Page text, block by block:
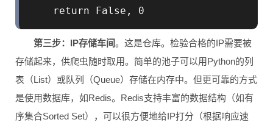
第三步：IP存储车间。这是仓库。检验合格的IP需要被
存储起来，供爬虫随时取用。简单的池子可以用Python的列
表（List）或队列（Queue）存储在内存中。但更可靠的方式
是使用数据库，如Redis。Redis支持丰富的数据结构（如有
序集合Sorted Set），可以很方便地给IP打分（根据响应速